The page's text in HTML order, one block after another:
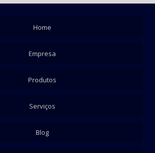
Home
Empresa
Produtos
Serviços
Blog